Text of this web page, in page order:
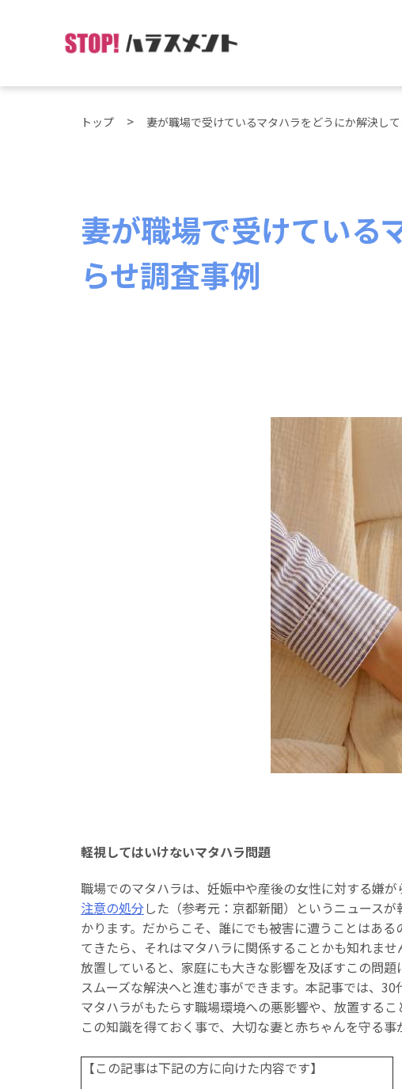
トップ 妻が職場で受けているマタハラをどうにか解決し
妻が職場で受けている
らせ調査事例
軽視してはいけないマタハラ問題
職場でのマタハラは、妊娠中や産後の女性に対する嫌
注意の処分した（参考元：京都新聞）というニュース
かります。だからこそ、誰にでも被害に遭うことはあ
てきたら、それはマタハラに関係することかも知れま
放置していると、家庭にも大きな影響を及ぼすこの問
スムーズな解決へと進む事ができます。本記事では、
マタハラがもたらす職場環境への悪影響や、放置する
この知識を得ておく事で、大切な妻と赤ちゃんを守る事
【この記事は下記の方に向けた内容です】